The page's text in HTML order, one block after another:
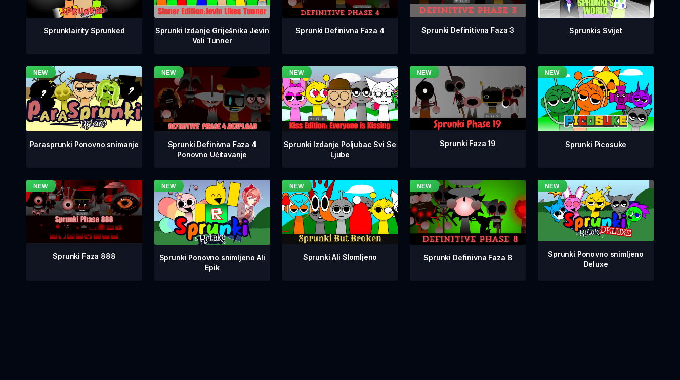
Sprunklairity Sprunked
Sprunki Izdanje Griješnika Jevin
Voli Tunner
Sprunki Definivna Faza 4 Sprunki Definitivna Faza 3 Sprunkis Svijet
Parasprunki Ponovno snimanje
Sprunki Definivna Faza 4
Ponovno Učitavanje
Sprunki Izdanje Poljubac Svi Se
Ljube
Sprunki Faza 19 Sprunki Picosuke
Sprunki Faza 888
Sprunki Ponovno snimljeno Ali
Epik
Sprunki Ali Slomljeno Sprunki Definivna Faza 8
Sprunki Ponovno snimljeno
Deluxe